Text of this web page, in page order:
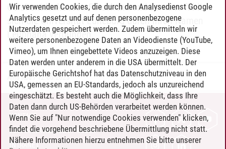
Geist entdeckenden Forschens und Lernens fühlt
sich die Universität Lüneburg durch ihren Namen
Leuphana verbunden.
Anja Rau/12.06.2025
KONTAKT
LEUPHANA ALS ARBEITGEBER
INTRANET
Wir verwenden Cookies, die durch den Analysedienst Google
Analytics gesetzt und auf denen personenbezogene
Nutzerdaten gespeichert werden. Zudem übermitteln wir
weitere personenbezogene Daten an Videodienste (YouTube,
Vimeo), um Ihnen eingebettete Videos anzuzeigen. Diese
Daten werden unter anderem in die USA übermittelt. Der
Europäische Gerichtshof hat das Datenschutzniveau in den
USA, gemessen an EU-Standards, jedoch als unzureichend
eingeschätzt. Es besteht auch die Möglichkeit, dass Ihre
Daten dann durch US-Behörden verarbeitet werden können.
Wenn Sie auf "Nur notwendige Cookies verwenden" klicken,
findet die vorgehend beschriebene Übermittlung nicht statt.
Nähere Informationen hierzu entnehmen Sie bitte unserer